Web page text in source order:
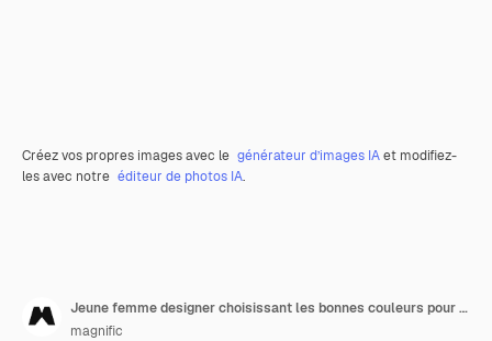
Créez vos propres images avec le générateur d’images IAet modifiez-
les avec notre éditeur de photos IA.
Jeune femme designer choisissant les bonnes couleurs pour un logo
magnific